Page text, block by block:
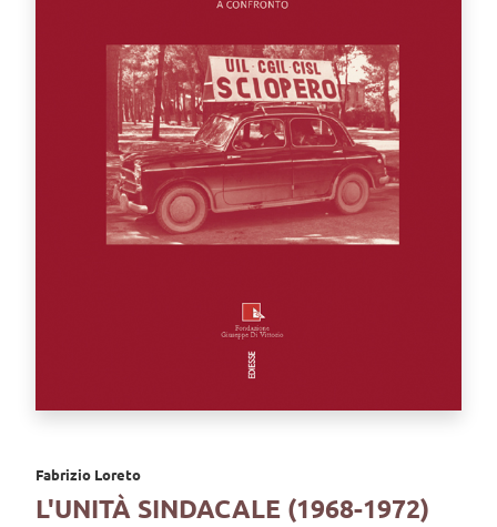
Fabrizio Loreto
L'UNITÀ SINDACALE (1968-1972)